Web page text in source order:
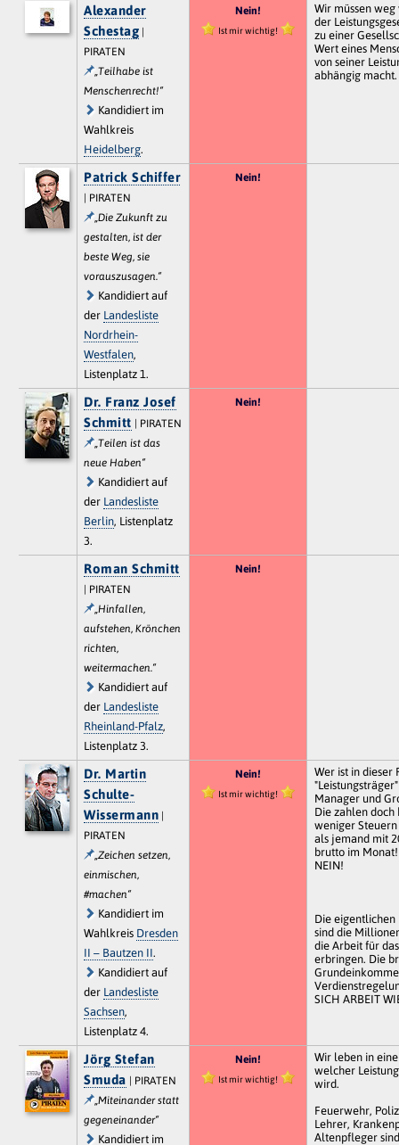
Alexander
Schestag |
PIRATEN
„Teilhabe ist
Menschenrecht!“
Kandidiert im
Wahlkreis
Heidelberg.
Nein!
Ist mir wichtig!
Wir müssen
der
zu einer
Wert eines
von seiner
abhängig macht.
Patrick Schiffer
| PIRATEN
„Die Zukunft zu
gestalten, ist der
beste Weg, sie
vorauszusagen.“
Kandidiert auf
der Landesliste
Nordrhein-
Westfalen,
Listenplatz 1.
Nein!
Dr. Franz Josef
Schmitt | PIRATEN
„Teilen ist das
neue Haben“
Kandidiert auf
der Landesliste
Berlin, Listenplatz
3.
Nein!
Roman Schmitt
| PIRATEN
„Hinfallen,
aufstehen, Krönchen
richten,
weitermachen.“
Kandidiert auf
der Landesliste
Rheinland-Pfalz,
Listenplatz 3.
Nein!
Dr. Martin
Schulte-
Wissermann |
PIRATEN
„Zeichen setzen,
einmischen,
#machen“
Kandidiert im
Wahlkreis Dresden
II – Bautzen II.
Kandidiert auf
der Landesliste
Sachsen,
Listenplatz 4.
Nein!
Ist mir wichtig!
Wer ist in dieser
Manager und
Die zahlen doch
weniger
als jemand mit
brutto im
NEIN!
Die eigentlichen
sind die
die Arbeit für
erbringen. Die
SICH ARBEIT
Jörg Stefan
Smuda | PIRATEN
„Miteinander statt
gegeneinander“
Kandidiert im
Nein!
Ist mir wichtig!
Wir leben in
welcher
wird.
Feuerwehr,
Lehrer,
Altenpfleger